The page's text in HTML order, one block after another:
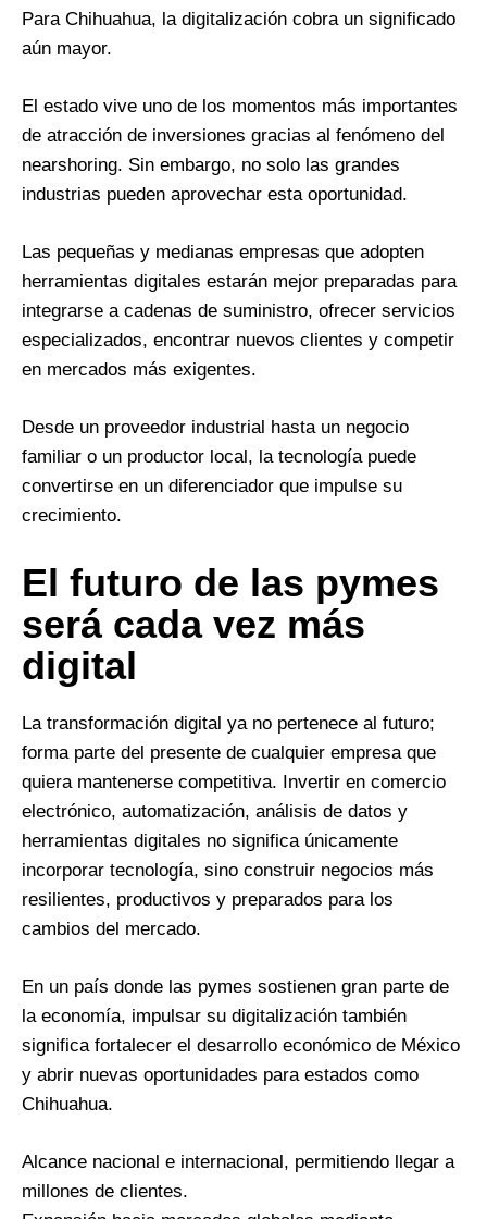
Para Chihuahua, la digitalización cobra un significado
aún mayor.
El estado vive uno de los momentos más importantes
de atracción de inversiones gracias al fenómeno del
nearshoring. Sin embargo, no solo las grandes
industrias pueden aprovechar esta oportunidad.
Las pequeñas y medianas empresas que adopten
herramientas digitales estarán mejor preparadas para
integrarse a cadenas de suministro, ofrecer servicios
especializados, encontrar nuevos clientes y competir
en mercados más exigentes.
Desde un proveedor industrial hasta un negocio
familiar o un productor local, la tecnología puede
convertirse en un diferenciador que impulse su
crecimiento.
El futuro de las pymes
será cada vez más
digital
La transformación digital ya no pertenece al futuro;
forma parte del presente de cualquier empresa que
quiera mantenerse competitiva. Invertir en comercio
electrónico, automatización, análisis de datos y
herramientas digitales no significa únicamente
incorporar tecnología, sino construir negocios más
resilientes, productivos y preparados para los
cambios del mercado.
En un país donde las pymes sostienen gran parte de
la economía, impulsar su digitalización también
significa fortalecer el desarrollo económico de México
y abrir nuevas oportunidades para estados como
Chihuahua.
Alcance nacional e internacional, permitiendo llegar a
millones de clientes.